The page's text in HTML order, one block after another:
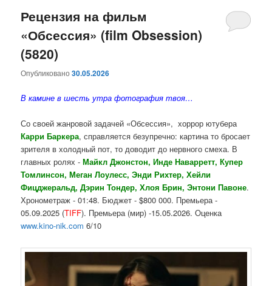
основному
содержимому
дополнительному
содержимому
Рецензия на фильм
«Обсессия» (film Obsession)
(5820)
Опубликовано30.05.2026
В камине в шесть утра фотография твоя…
Со своей жанровой задачей «Обсессия», хоррор ютубера
Карри Баркера, справляется безупречно: картина то бросает
зрителя в холодный пот, то доводит до нервного смеха. В
главных ролях -Майкл Джонстон, Инде Наварретт, Купер
Томлинсон, Меган Лоулесс, Энди Рихтер, Хейли
Фицджеральд, Дэрин Тондер, Хлоя Брин, Энтони Павоне.
Хронометраж - 01:48. Бюджет - $800 000. Премьера -
05.09.2025 (TIFF). Премьера (мир) -15.05.2026. Оценка
www.kino-nik.com 6/10